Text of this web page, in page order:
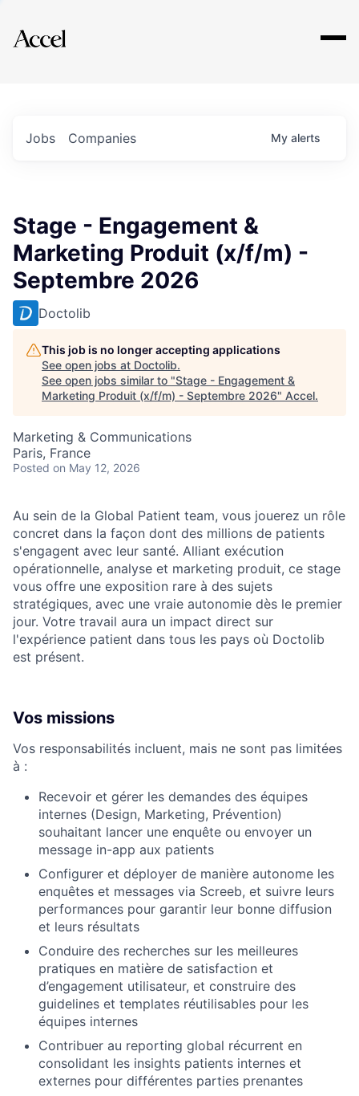
Explore
Jobs Companies My alerts
Stage - Engagement &
Marketing Produit (x/f/m) -
Septembre 2026
Doctolib
This job is no longer accepting applications
See open jobs at Doctolib.
See open jobs similar to "Stage - Engagement &
Marketing Produit (x/f/m) - Septembre 2026" Accel.
Marketing & Communications
Paris, France
Posted on May 12, 2026
Au sein de la Global Patient team, vous jouerez un rôle
concret dans la façon dont des millions de patients
s'engagent avec leur santé. Alliant exécution
opérationnelle, analyse et marketing produit, ce stage
vous offre une exposition rare à des sujets
stratégiques, avec une vraie autonomie dès le premier
jour. Votre travail aura un impact direct sur
l'expérience patient dans tous les pays où Doctolib
est présent.
Vos missions
Vos responsabilités incluent, mais ne sont pas limitées
à :
Recevoir et gérer les demandes des équipes
internes (Design, Marketing, Prévention)
souhaitant lancer une enquête ou envoyer un
message in-app aux patients
Configurer et déployer de manière autonome les
enquêtes et messages via Screeb, et suivre leurs
performances pour garantir leur bonne diffusion
et leurs résultats
Conduire des recherches sur les meilleures
pratiques en matière de satisfaction et
d’engagement utilisateur, et construire des
guidelines et templates réutilisables pour les
équipes internes
Contribuer au reporting global récurrent en
consolidant les insights patients internes et
externes pour différentes parties prenantes